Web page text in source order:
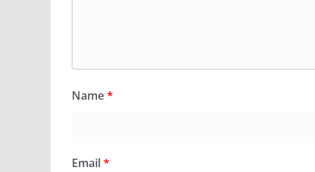
Name*
Email*